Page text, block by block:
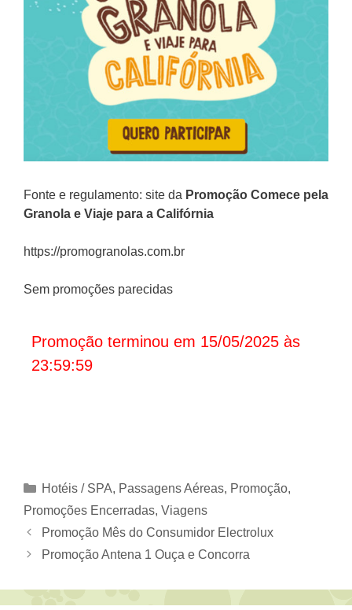
Fonte e regulamento: site da Promoção Comece pela
Granola e Viaje para a Califórnia
https://promogranolas.com.br
Sem promoções parecidas
Promoção terminou em 15/05/2025 às
23:59:59
Categorias
Hotéis / SPA, Passagens Aéreas, Promoção,
Promoções Encerradas, Viagens
Promoção Mês do Consumidor Electrolux
Promoção Antena 1 Ouça e Concorra